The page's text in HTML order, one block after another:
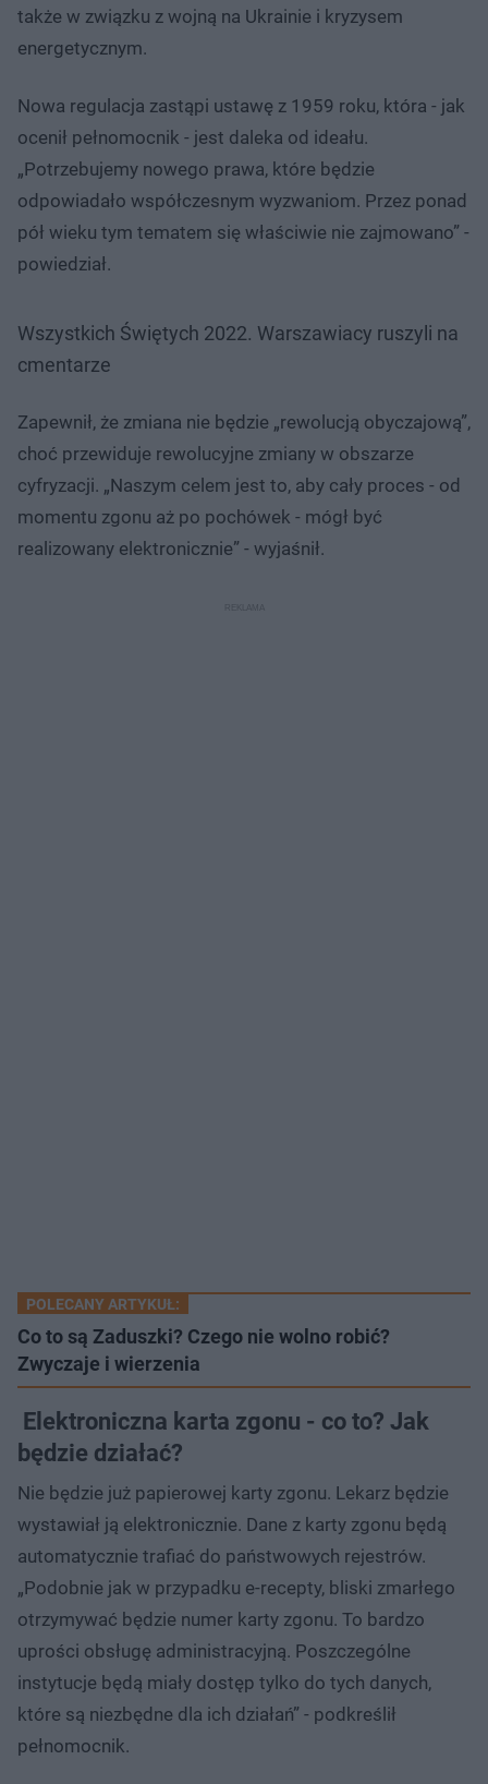
także w związku z wojną na Ukrainie i kryzysem
energetycznym.
Nowa regulacja zastąpi ustawę z 1959 roku, która - jak
ocenił pełnomocnik - jest daleka od ideału.
„Potrzebujemy nowego prawa, które będzie
odpowiadało współczesnym wyzwaniom. Przez ponad
pół wieku tym tematem się właściwie nie zajmowano” -
powiedział.
Wszystkich Świętych 2022. Warszawiacy ruszyli na
cmentarze
Zapewnił, że zmiana nie będzie „rewolucją obyczajową”,
choć przewiduje rewolucyjne zmiany w obszarze
cyfryzacji. „Naszym celem jest to, aby cały proces - od
momentu zgonu aż po pochówek - mógł być
realizowany elektronicznie” - wyjaśnił.
POLECANY ARTYKUŁ:
Co to są Zaduszki? Czego nie wolno robić?
Zwyczaje i wierzenia
Elektroniczna karta zgonu - co to? Jak
będzie działać?
Nie będzie już papierowej karty zgonu. Lekarz będzie
wystawiał ją elektronicznie. Dane z karty zgonu będą
automatycznie trafiać do państwowych rejestrów.
„Podobnie jak w przypadku e-recepty, bliski zmarłego
otrzymywać będzie numer karty zgonu. To bardzo
uprości obsługę administracyjną. Poszczególne
instytucje będą miały dostęp tylko do tych danych,
które są niezbędne dla ich działań” - podkreślił
pełnomocnik.